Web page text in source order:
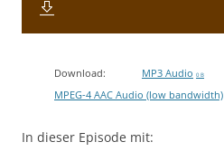
Download: MP3 Audio 0 B
MPEG-4 AAC Audio (low bandwidth)
In dieser Episode mit: